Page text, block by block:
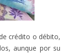
crédito o débito,
aunque por su